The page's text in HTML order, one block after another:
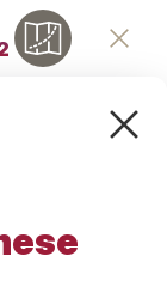
Search